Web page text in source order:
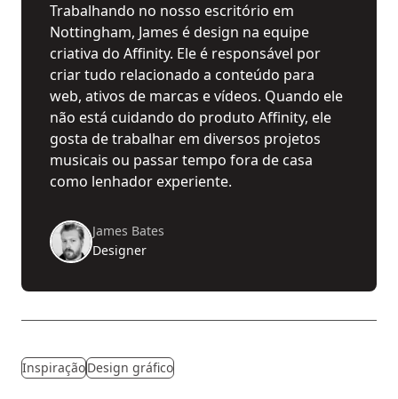
Trabalhando no nosso escritório em
Nottingham, James é design na equipe
criativa do Affinity. Ele é responsável por
criar tudo relacionado a conteúdo para
web, ativos de marcas e vídeos. Quando ele
não está cuidando do produto Affinity, ele
gosta de trabalhar em diversos projetos
musicais ou passar tempo fora de casa
como lenhador experiente.
James Bates
Designer
InspiraçãoDesign gráfico